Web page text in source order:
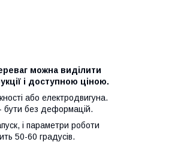
можна виділити
і доступною ціною.
або електродвигуна.
бути без деформацій.
і параметри роботи
50-60 градусів.